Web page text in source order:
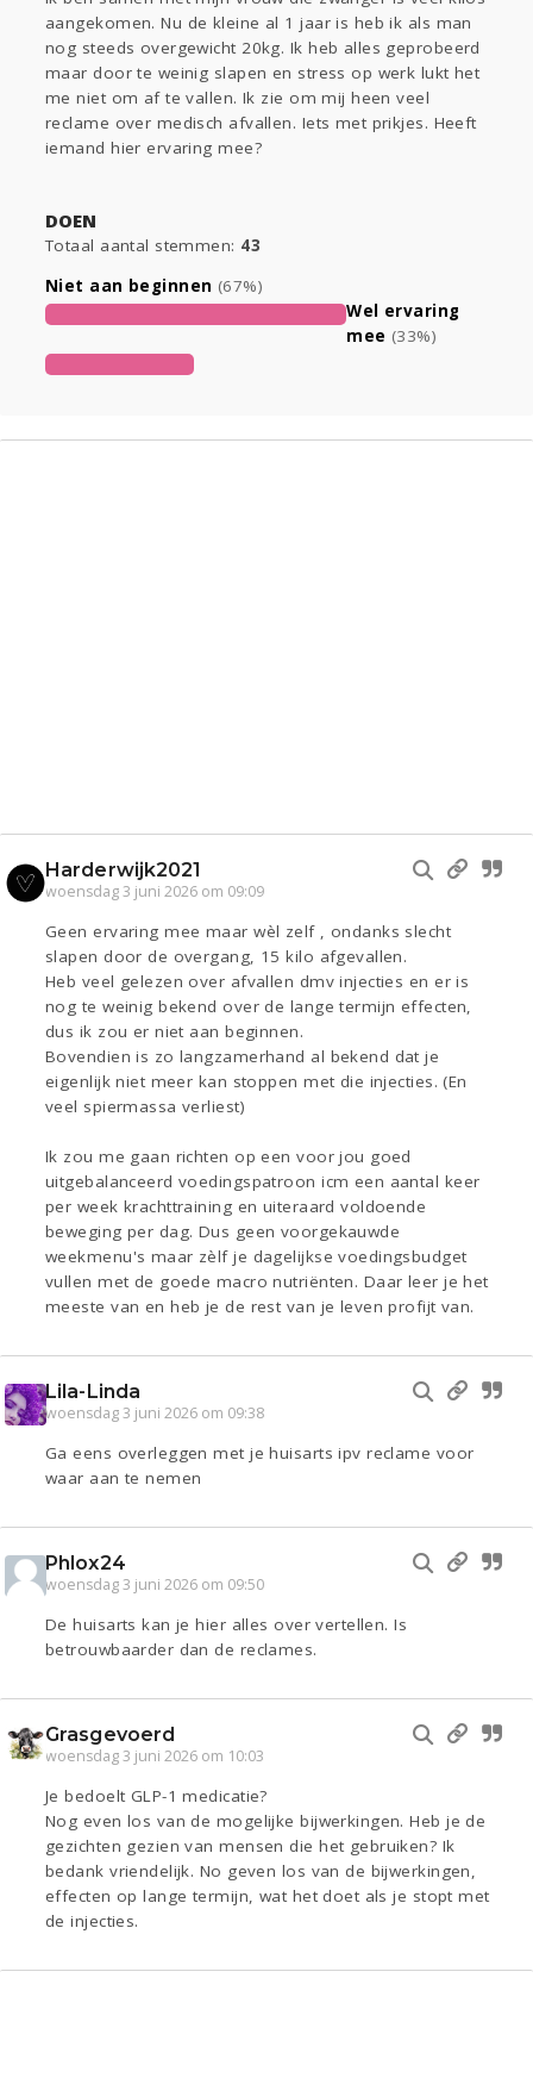
Contact Viva zoekt
Gevraagd
Horen Doen
Zien
Lezen
aangekomen. Nu de kleine al 1 jaar is heb ik als man
nog steeds overgewicht 20kg. Ik heb alles geprobeerd
maar door te weinig slapen en stress op werk lukt het
me niet om af te vallen. Ik zie om mij heen veel
reclame over medisch afvallen. Iets met prikjes. Heeft
iemand hier ervaring mee?
DOEN
Totaal aantal stemmen: 43
Niet aan beginnen (67%)
Wel ervaring
mee (33%)
Harderwijk2021
woensdag 3 juni 2026 om 09:09
Geen ervaring mee maar wèl zelf , ondanks slecht
slapen door de overgang, 15 kilo afgevallen.
Heb veel gelezen over afvallen dmv injecties en er is
nog te weinig bekend over de lange termijn effecten,
dus ik zou er niet aan beginnen.
Bovendien is zo langzamerhand al bekend dat je
eigenlijk niet meer kan stoppen met die injecties. (En
veel spiermassa verliest)
Ik zou me gaan richten op een voor jou goed
uitgebalanceerd voedingspatroon icm een aantal keer
per week krachttraining en uiteraard voldoende
beweging per dag. Dus geen voorgekauwde
weekmenu's maar zèlf je dagelijkse voedingsbudget
vullen met de goede macro nutriënten. Daar leer je het
meeste van en heb je de rest van je leven profijt van.
Lila-Linda
woensdag 3 juni 2026 om 09:38
Ga eens overleggen met je huisarts ipv reclame voor
waar aan te nemen
Phlox24
woensdag 3 juni 2026 om 09:50
De huisarts kan je hier alles over vertellen. Is
betrouwbaarder dan de reclames.
Grasgevoerd
woensdag 3 juni 2026 om 10:03
Je bedoelt GLP-1 medicatie?
Nog even los van de mogelijke bijwerkingen. Heb je de
gezichten gezien van mensen die het gebruiken? Ik
bedank vriendelijk. No geven los van de bijwerkingen,
effecten op lange termijn, wat het doet als je stopt met
de injecties.